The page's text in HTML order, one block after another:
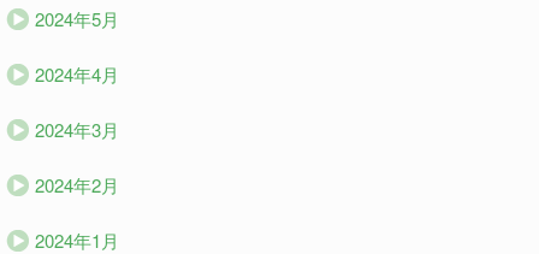
2024年5月
2024年4月
2024年3月
2024年2月
2024年1月